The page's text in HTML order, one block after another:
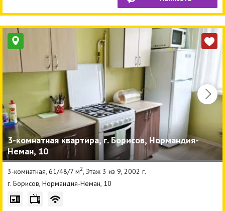
3-комнатная квартира, г. Борисов, Нормандия-
Неман, 10
3-комнатная, 61/48/7 м2, Этаж 3 из 9, 2002 г.
г. Борисов, Нормандия-Неман, 10